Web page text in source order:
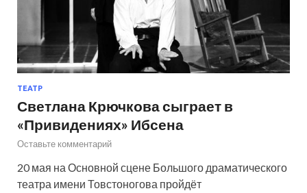
ТЕАТР
Светлана Крючкова сыграет в
«Привидениях» Ибсена
Оставьте комментарий
​​​​20 мая на Основной сцене Большого драматического
театра имени Товстоногова пройдёт